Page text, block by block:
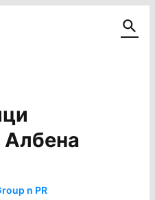
Албена
n PR